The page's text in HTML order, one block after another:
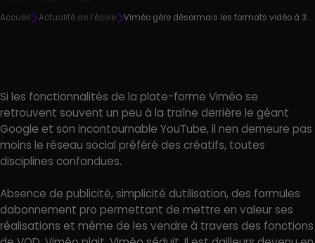
Accueil Actualité de l’école Viméo gère désormais les formats vidéo à 360°
Si les fonctionnalités de la plate-forme Viméo se
retrouvent souvent un peu à la traîne derrière le géant
Google et son incontournable YouTube, il nen demeure pas
moins le réseau social préféré des créatifs, toutes
disciplines confondues.
Absence de publicité, simplicité dutilisation, des formules
dabonnement pro permettant de mettre en valeur ses
réalisations et même de les vendre à travers des fonctions